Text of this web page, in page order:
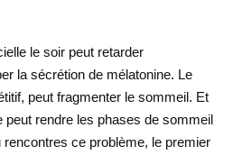
le soir peut retarder
la sécrétion de mélatonine. Le
peut fragmenter le sommeil. Et
peut rendre les phases de sommeil
ce problème, le premier